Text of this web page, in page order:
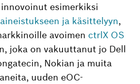
esimerkiksi
ja käsittelyyn,
avoimen ctrlX OS
joka on vakuuttanut jo Dell
Nokian ja muita
uuden eOC-